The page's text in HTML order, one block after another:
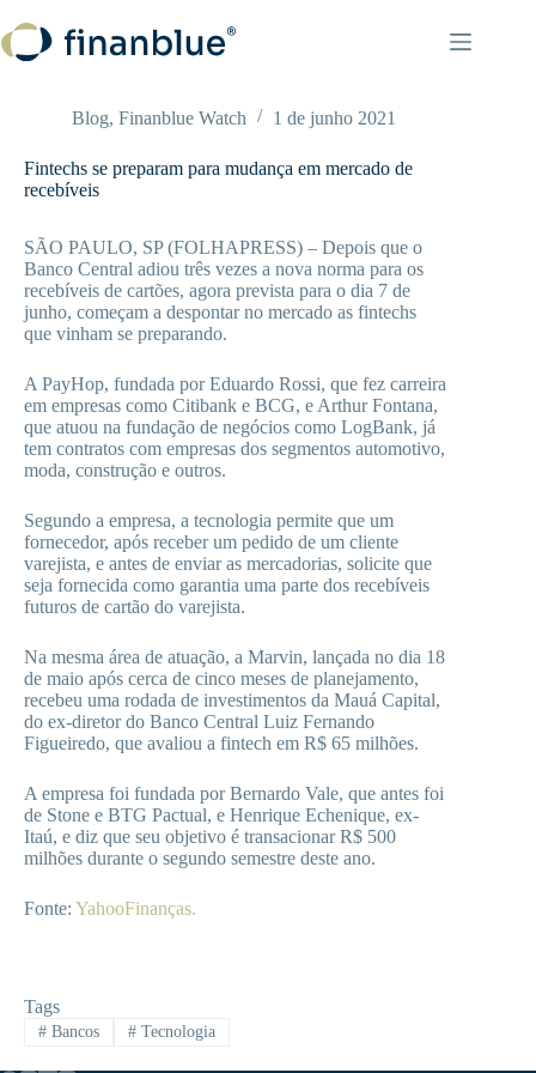
para
o
Blog, Finanblue Watch 1 de junho 2021
Fintechs se preparam para mudança em mercado de
recebíveis
SÃO PAULO, SP (FOLHAPRESS) – Depois que o
Banco Central adiou três vezes a nova norma para os
recebíveis de cartões, agora prevista para o dia 7 de
junho, começam a despontar no mercado as fintechs
que vinham se preparando.
A PayHop, fundada por Eduardo Rossi, que fez carreira
em empresas como Citibank e BCG, e Arthur Fontana,
que atuou na fundação de negócios como LogBank, já
tem contratos com empresas dos segmentos automotivo,
moda, construção e outros.
Segundo a empresa, a tecnologia permite que um
fornecedor, após receber um pedido de um cliente
varejista, e antes de enviar as mercadorias, solicite que
seja fornecida como garantia uma parte dos recebíveis
futuros de cartão do varejista.
Na mesma área de atuação, a Marvin, lançada no dia 18
de maio após cerca de cinco meses de planejamento,
recebeu uma rodada de investimentos da Mauá Capital,
do ex-diretor do Banco Central Luiz Fernando
Figueiredo, que avaliou a fintech em R$ 65 milhões.
A empresa foi fundada por Bernardo Vale, que antes foi
de Stone e BTG Pactual, e Henrique Echenique, ex-
Itaú, e diz que seu objetivo é transacionar R$ 500
milhões durante o segundo semestre deste ano.
Fonte: YahooFinanças.
Tags
#Bancos #Tecnologia